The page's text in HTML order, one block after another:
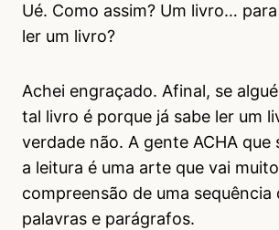
Ué. Como assim? Um livro…
ler um livro?
Achei engraçado. Afinal, se
tal livro é porque já sabe ler um
verdade não. A gente ACHA que
a leitura é uma arte que vai
compreensão de uma sequência
palavras e parágrafos.